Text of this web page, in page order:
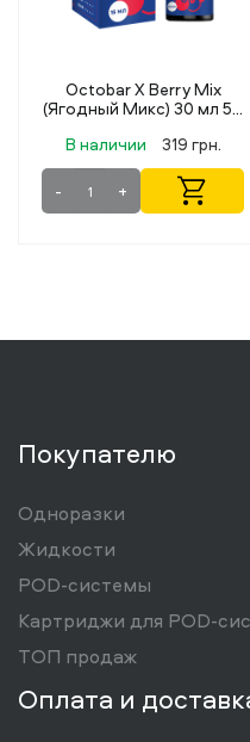
X Berry Mix
Микс) 30 мл 50
319 грн.
Покупателю
Одноразки
Жидкости
POD-системы
Картриджи для POD-
ТОП продаж
Оплата и